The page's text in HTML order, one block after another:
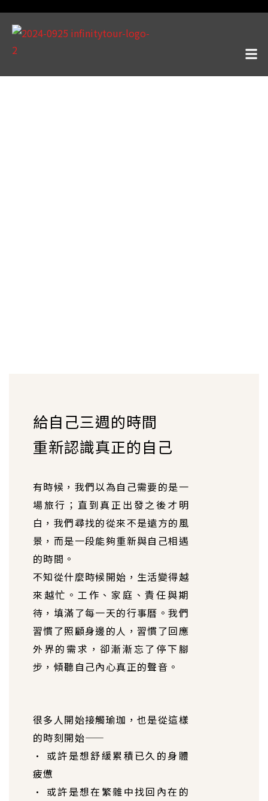
給自己三週的時間
重新認識真正的自己
有時候，我們以為自己需要的是一
場旅行；直到真正出發之後才明
白，我們尋找的從來不是遠方的風
景，而是一段能夠重新與自己相遇
的時間。
不知從什麼時候開始，生活變得越
來越忙。工作、家庭、責任與期
待，填滿了每一天的行事曆。我們
習慣了照顧身邊的人，習慣了回應
外界的需求，卻漸漸忘了停下腳
步，傾聽自己內心真正的聲音。
很多人開始接觸瑜珈，也是從這樣
的時刻開始——
• 或許是想舒緩累積已久的身體
疲憊
• 或許是想在繁雜中找回內在的